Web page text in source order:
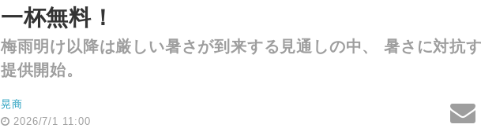
一杯無料！
梅雨明け以降は厳しい暑さが到来する見通しの中、 暑さに対抗
提供開始。
晃商
2026/7/1 11:00